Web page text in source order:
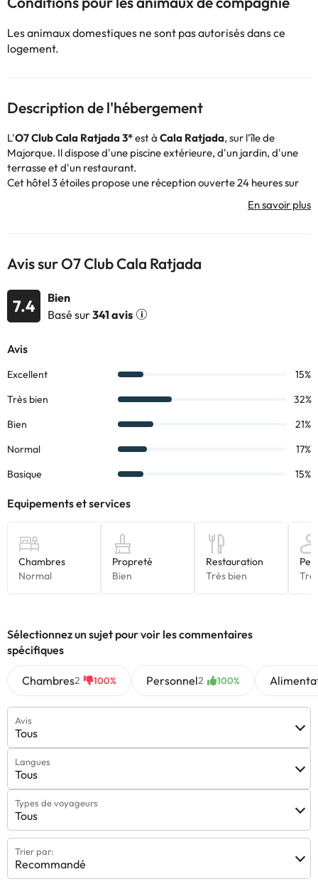
Les animaux domestiques ne sont pas autorisés dans ce
logement.
Description de l'hébergement
L'O7 Club Cala Ratjada 3*est à Cala Ratjada, sur l'île de
Majorque. Il dispose d'une piscine extérieure, d'un jardin, d'une
terrasse et d'un restaurant.
Cet hôtel 3 étoiles propose une réception ouverte 24 heures sur
24 et un service de conciergerie. Il dispose également d'un bar,
parfaites pour des vacances près de la mer. Elles disposent d'une
salle de bains entièrement équipée.
À proximité du Club Hotel Cala Ratjada, vous trouverez plusieurs
sites d'intérêt, comme les plages de La Ferradura, Son Moll et
Cala Agulla. L'aéroport le plus proche est celui de Palma de
Réservez dès maintenant au
pouvez consulter les tarifs directement auprès de
l’établissement. Toutes les informations figurant sur cette fiche
avez des questions, contactez-nous.
Avis sur O7 Club Cala Ratjada
7.4
Bien
Basé sur341 avis
Sélectionnez un sujet pour voir les commentaires
spécifiques
Chambres2 100% Personnel2 100%
Avis
Tous
Langues
Tous
Types de voyageurs
Tous
Trier par:
Recommandé